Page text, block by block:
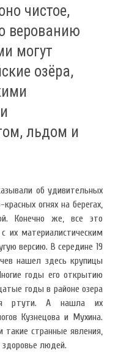
чистое,
верованию
могут
озёра,
льдом и
об удивительных
огнях на берегах,
Конечно же, все это
их материалистическим
версию. В середине 19
нашел здесь крупицы
годы его открытию
годы в районе озера
ртути. А нашла их
Кузнецова и Мухина.
такие странные явления,
людей.